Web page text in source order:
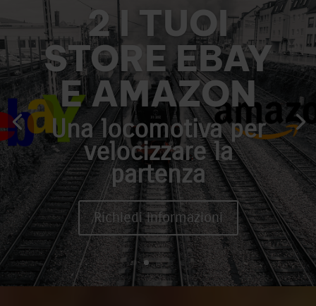
2 I TUOI
STORE EBAY
E AMAZON
Una locomotiva per
velocizzare la
partenza
Richiedi informazioni